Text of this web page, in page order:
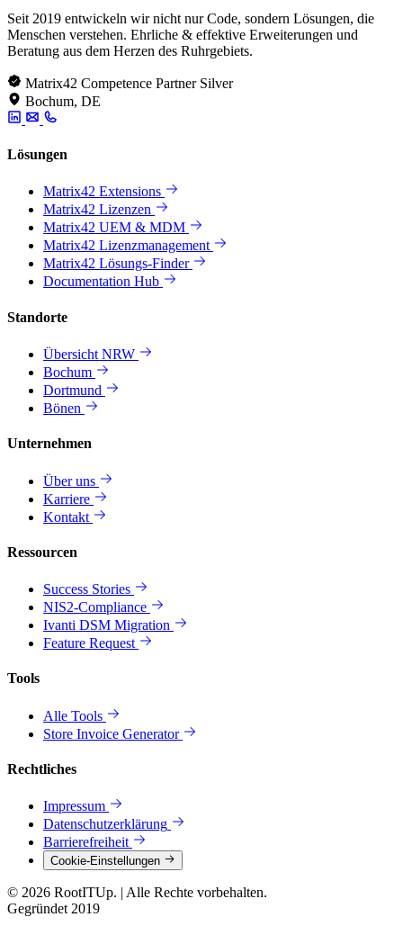
Seit 2019 entwickeln wir nicht nur Code, sondern Lösungen, die
Menschen verstehen. Ehrliche & effektive Erweiterungen und
Beratung aus dem Herzen des Ruhrgebiets.
Matrix42 Competence Partner Silver
Bochum, DE
Lösungen
Matrix42 Extensions
Matrix42 Lizenzen
Matrix42 UEM & MDM
Matrix42 Lizenzmanagement
Matrix42 Lösungs-Finder
Documentation Hub
Standorte
Übersicht NRW
Bochum
Dortmund
Bönen
Unternehmen
Über uns
Karriere
Kontakt
Ressourcen
Success Stories
NIS2-Compliance
Ivanti DSM Migration
Feature Request
Tools
Alle Tools
Store Invoice Generator
Rechtliches
Impressum
Datenschutzerklärung
Barrierefreiheit
Cookie-Einstellungen
© 2026 RootITUp.
Alle Rechte vorbehalten.
Gegründet 2019